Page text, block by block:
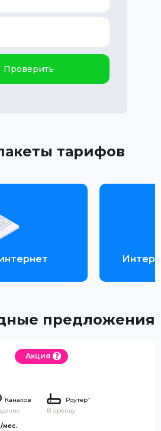
Проверить
тарифов
предложения
Акция
Каналов
Роутер*
В аренду